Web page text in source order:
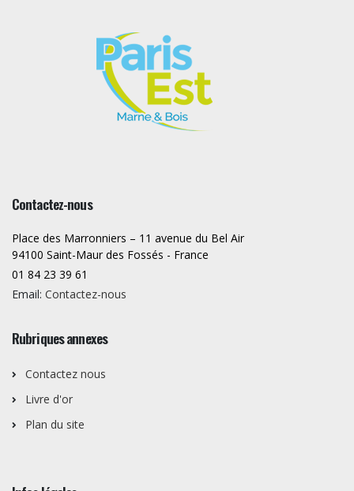
Contactez-nous
Place des Marronniers – 11 avenue du Bel Air
94100 Saint-Maur des Fossés - France
01 84 23 39 61
Email: Contactez-nous
Rubriques annexes
Contactez nous
Livre d'or
Plan du site